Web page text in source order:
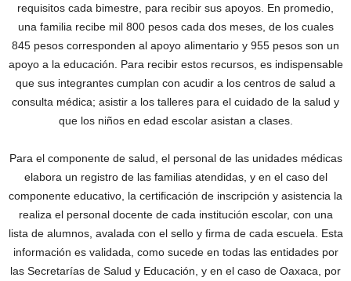
requisitos cada bimestre, para recibir sus apoyos. En promedio,
una familia recibe mil 800 pesos cada dos meses, de los cuales
845 pesos corresponden al apoyo alimentario y 955 pesos son un
apoyo a la educación. Para recibir estos recursos, es indispensable
que sus integrantes cumplan con acudir a los centros de salud a
consulta médica; asistir a los talleres para el cuidado de la salud y
que los niños en edad escolar asistan a clases.
Para el componente de salud, el personal de las unidades médicas
elabora un registro de las familias atendidas, y en el caso del
componente educativo, la certificación de inscripción y asistencia la
realiza el personal docente de cada institución escolar, con una
lista de alumnos, avalada con el sello y firma de cada escuela. Esta
información es validada, como sucede en todas las entidades por
las Secretarías de Salud y Educación, y en el caso de Oaxaca, por